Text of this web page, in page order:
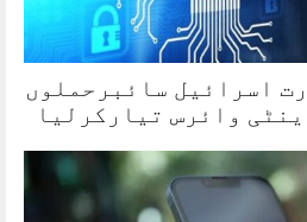
اسرائیل سائبرحملوں
وائرس تیارکرلیا